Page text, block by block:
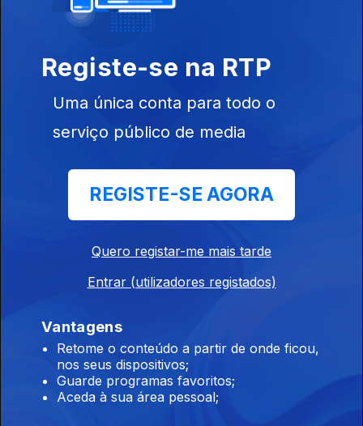
Ep. 15
Registe-se na RTP
Uma única conta para todo o
serviço público de media
REGISTE-SE AGORA
Quero registar-me mais tarde
Entrar (utilizadores registados)
Vantagens
Retome o conteúdo a partir de onde ficou,
nos seus dispositivos;
Guarde programas favoritos;
Aceda à sua área pessoal;